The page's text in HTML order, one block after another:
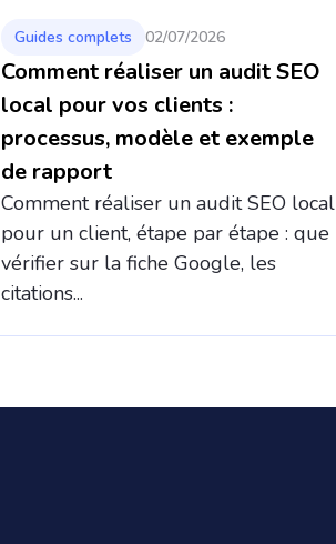
Guides complets 02/07/2026
Comment réaliser un audit SEO
local pour vos clients :
processus, modèle et exemple
de rapport
Comment réaliser un audit SEO local
pour un client, étape par étape : que
vérifier sur la fiche Google, les
citations...